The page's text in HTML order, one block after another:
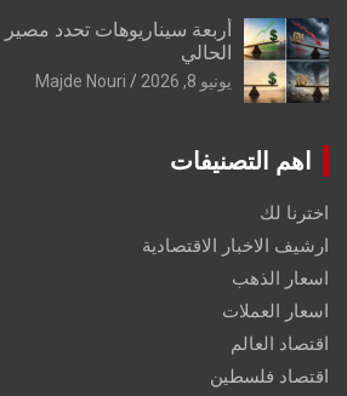
أربعة سيناريوهات تحدد
الحالي
يونيو 8, 2026 Majde Nouri
اهم التصنيفات
اخترنا لك
ارشيف الاخبار الاقتصادية
اسعار الذهب
اسعار العملات
اقتصاد العالم
اقتصاد فلسطين